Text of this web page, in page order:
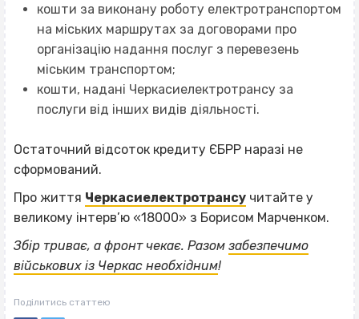
кошти за виконану роботу електротранспортом
на міських маршрутах за договорами про
організацію надання послуг з перевезень
міським транспортом;
кошти, надані Черкасиелектротрансу за
послуги від інших видів діяльності.
Остаточний відсоток кредиту ЄБРР наразі не
сформований.
Про життя Черкасиелектротрансу читайте у
великому інтерв’ю «18000» з Борисом Марченком.
Збір триває, а фронт чекає. Разом забезпечимо
військових із Черкас необхідним!
Поділитись статтею